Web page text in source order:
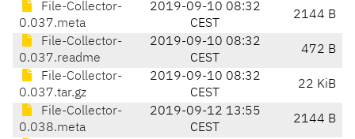
File-Collector-
0.037.meta
2019-09-10 08:32
CEST
2144 B
File-Collector-
0.037.readme
2019-09-10 08:32
CEST
472 B
File-Collector-
0.037.tar.gz
2019-09-10 08:32
CEST
22 KiB
File-Collector-
0.038.meta
2019-09-12 13:55
CEST
2144 B